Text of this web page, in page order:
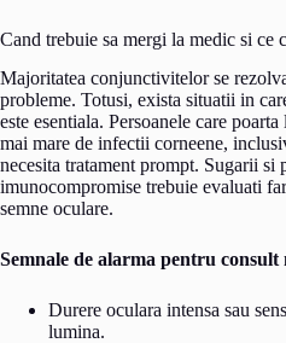
Cand trebuie sa mergi la medic si ce
Majoritatea conjunctivitelor se
probleme. Totusi, exista situatii in
este esentiala. Persoanele care
mai mare de infectii corneene,
necesita tratament prompt. Sugarii si
imunocompromise trebuie evaluati
semne oculare.
Semnale de alarma pentru consult
Durere oculara intensa sau
lumina.